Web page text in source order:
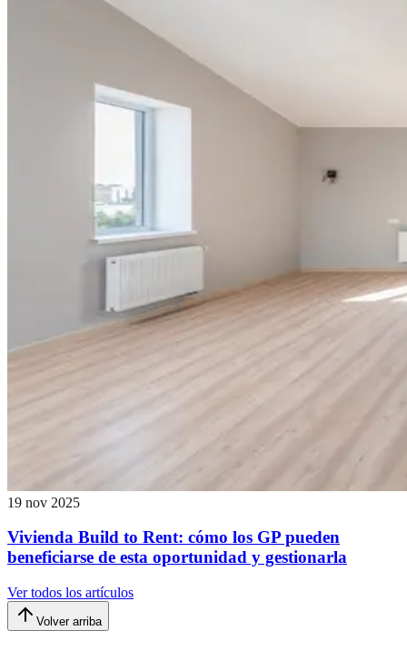
19 nov 2025
Vivienda Build to Rent: cómo los GP pueden
beneficiarse de esta oportunidad y gestionarla
Ver todos los artículos
Volver arriba